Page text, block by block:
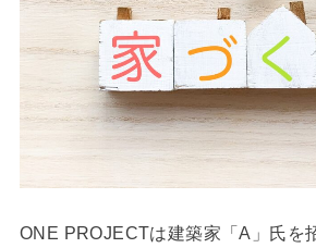
ONE PROJECTは建築家「A」氏を